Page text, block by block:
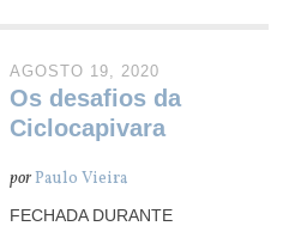
AGOSTO 19, 2020
Os desafios da
Ciclocapivara
porPaulo Vieira
FECHADA DURANTE